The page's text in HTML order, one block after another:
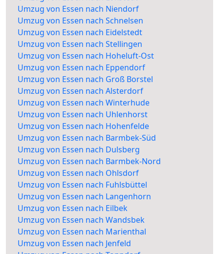
Umzug von Essen nach Niendorf
Umzug von Essen nach Schnelsen
Umzug von Essen nach Eidelstedt
Umzug von Essen nach Stellingen
Umzug von Essen nach Hoheluft-Ost
Umzug von Essen nach Eppendorf
Umzug von Essen nach Groß Borstel
Umzug von Essen nach Alsterdorf
Umzug von Essen nach Winterhude
Umzug von Essen nach Uhlenhorst
Umzug von Essen nach Hohenfelde
Umzug von Essen nach Barmbek-Süd
Umzug von Essen nach Dulsberg
Umzug von Essen nach Barmbek-Nord
Umzug von Essen nach Ohlsdorf
Umzug von Essen nach Fuhlsbüttel
Umzug von Essen nach Langenhorn
Umzug von Essen nach Eilbek
Umzug von Essen nach Wandsbek
Umzug von Essen nach Marienthal
Umzug von Essen nach Jenfeld